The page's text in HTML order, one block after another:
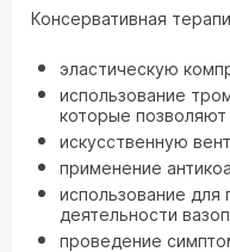
Консервативная
эластическую
использование
которые
искусственную
применение
использование
деятельности
проведение